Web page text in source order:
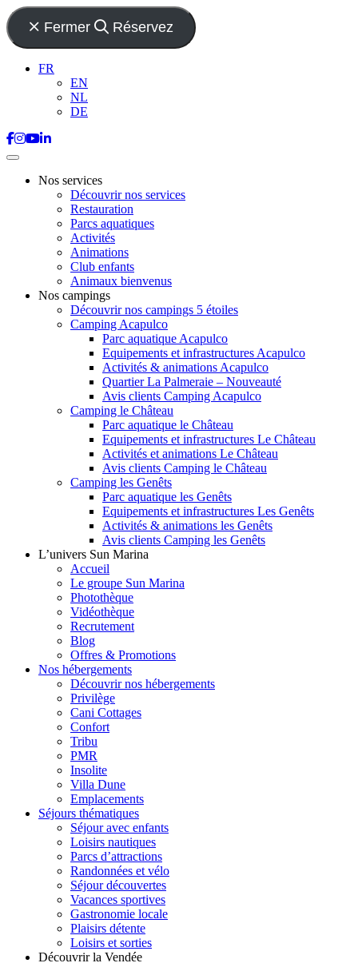
Fermer Réservez
FR
EN
NL
DE
Nos services
Découvrir nos services
Restauration
Parcs aquatiques
Activités
Animations
Club enfants
Animaux bienvenus
Nos campings
Découvrir nos campings 5 étoiles
Camping Acapulco
Parc aquatique Acapulco
Equipements et infrastructures Acapulco
Activités & animations Acapulco
Quartier La Palmeraie – Nouveauté
Avis clients Camping Acapulco
Camping le Château
Parc aquatique le Château
Equipements et infrastructures Le Château
Activités et animations Le Château
Avis clients Camping le Château
Camping les Genêts
Parc aquatique les Genêts
Equipements et infrastructures Les Genêts
Activités & animations les Genêts
Avis clients Camping les Genêts
L’univers Sun Marina
Accueil
Le groupe Sun Marina
Photothèque
Vidéothèque
Recrutement
Blog
Offres & Promotions
Nos hébergements
Découvrir nos hébergements
Privilège
Cani Cottages
Confort
Tribu
PMR
Insolite
Villa Dune
Emplacements
Séjours thématiques
Séjour avec enfants
Loisirs nautiques
Parcs d’attractions
Randonnées et vélo
Séjour découvertes
Vacances sportives
Gastronomie locale
Plaisirs détente
Loisirs et sorties
Découvrir la Vendée